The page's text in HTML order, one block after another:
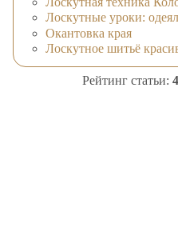
Лоскутные уроки:
Окантовка края
Лоскутное шитьё
Рейтинг статьи: